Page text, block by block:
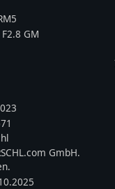
GM
GmbH.